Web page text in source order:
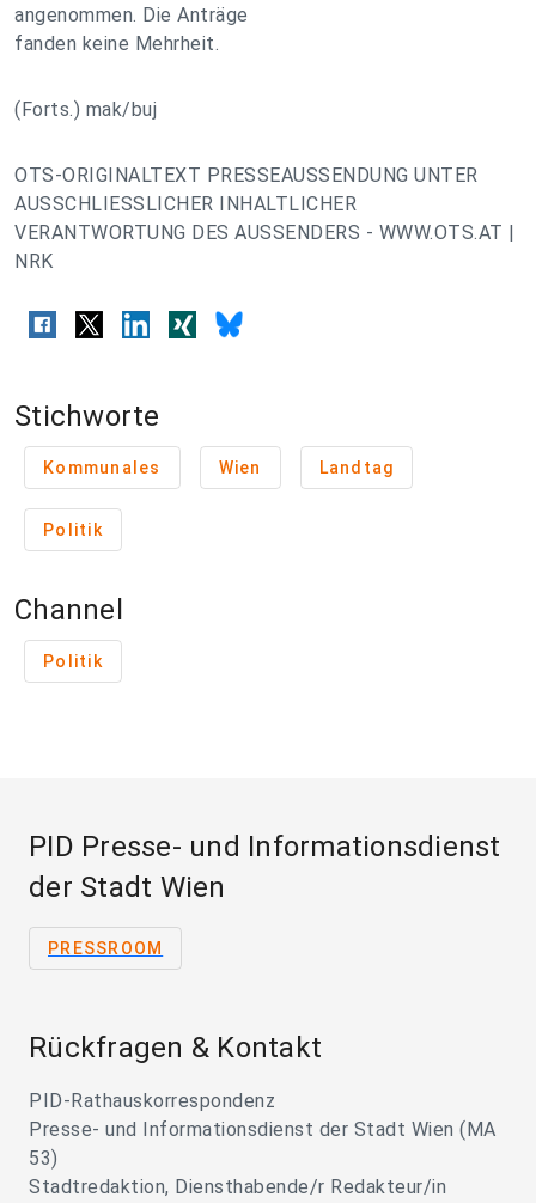
angenommen. Die Anträge
fanden keine Mehrheit.
(Forts.) mak/buj
OTS-ORIGINALTEXT PRESSEAUSSENDUNG UNTER
AUSSCHLIESSLICHER INHALTLICHER
VERANTWORTUNG DES AUSSENDERS - WWW.OTS.AT |
NRK
Stichworte
Kommunales Wien Landtag
Politik
Channel
Politik
PID Presse- und Informationsdienst
der Stadt Wien
PRESSROOM
Rückfragen & Kontakt
PID-Rathauskorrespondenz
Presse- und Informationsdienst der Stadt Wien (MA
53)
Stadtredaktion, Diensthabende/r Redakteur/in